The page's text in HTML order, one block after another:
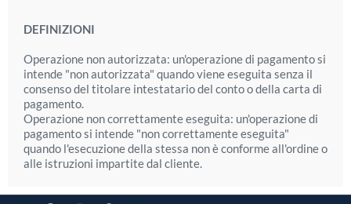
DEFINIZIONI
Operazione non autorizzata: un'operazione di pagamento si
intende "non autorizzata" quando viene eseguita senza il
consenso del titolare intestatario del conto o della carta di
pagamento.
Operazione non correttamente eseguita: un'operazione di
pagamento si intende "non correttamente eseguita"
quando l'esecuzione della stessa non è conforme all'ordine o
alle istruzioni impartite dal cliente.